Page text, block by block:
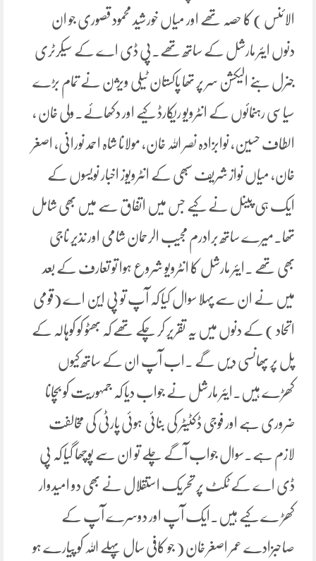
الائنس ) کا حصہ تھے اور میاں خورشید محمود قصوری جو ان
دنوں ایئر مارشل کے ساتھ تھے۔پی ڈی اے کے سیکرٹری
جنرل بنے الیکشن سر پر تھا پاکستان ٹیلی ویژن نے تمام بڑے
سیاسی رہنمائوں کے انٹرویو ریکارڈ کیے اور دکھائے۔ولی خان ،
الطاف حسین، نوابزادہ نصر اللہ خان، مولانا شاہ احمد نورانی، اصغر
خان، میاں نواز شریف سبھی کے انٹرویوز اخبار نویسوں کے
ایک ہی پینل نے کیے جس میں اتفاق سے میں بھی شامل
تھا۔میرے ساتھ برادرم مجیب الرحمان شامی اور نذیر ناجی
بھی تھے ۔ایئر مارشل کا انٹرویو شروع ہوا تو تعارف کے بعد
میں نے ان سے پہلا سوال کیا کہ آپ تو پی این اے (قومی
اتحاد ) کے دنوں میں یہ تقریر کر چکے تھے کہ بھٹو کو کوہالہ کے
پل پر پھانسی دیں گے ۔اب آپ ان کے ساتھ کیوں
کھڑے ہیں۔ایئر مارشل نے جواب دیا کہ جمہوریت کو بچانا
ضروری ہے اور فوجی ڈکٹیٹر کی بنائی ہوئی پارٹی کی مخالفت
لازم ہے۔سوال جواب آگے چلے تو ان سے پوچھا گیا کہ پی
ڈی اے کے ٹکٹ پر تحریک استقلال نے بھی دو امیدوار
کھڑ ے کیے ہیں۔ایک آپ اور دوسرے آپ کے
صاحبزادے عمر اصغر خان ( جو کافی سال پہلے اللہ کو پیارے ہو